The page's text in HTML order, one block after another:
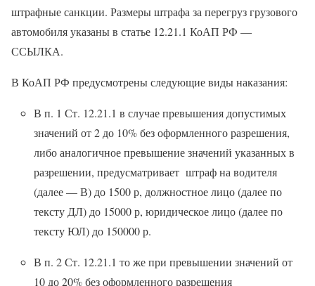
штрафные санкции. Размеры штрафа за перегруз грузового
автомобиля указаны в статье 12.21.1 КоАП РФ —
ССЫЛКА.
В КоАП РФ предусмотрены следующие виды наказания:
В п. 1 Ст. 12.21.1 в случае превышения допустимых
значений от 2 до 10% без оформленного разрешения,
либо аналогичное превышение значений указанных в
разрешении, предусматривает штраф на водителя
(далее — В) до 1500 р, должностное лицо (далее по
тексту ДЛ) до 15000 р, юридическое лицо (далее по
тексту ЮЛ) до 150000 р.
В п. 2 Ст. 12.21.1 то же при превышении значений от
10 до 20% без оформленного разрешения